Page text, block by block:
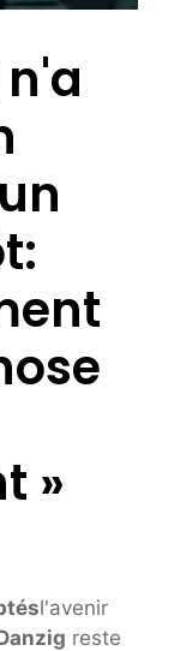
»
l'avenir
reste